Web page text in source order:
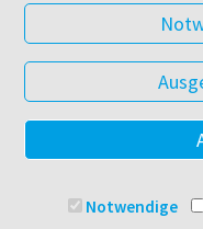
© 2025 Facultas
Notwendige